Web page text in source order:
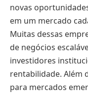
novas
em um mercado
Muitas dessas
de negócios
investidores
rentabilidade. Além
para mercados